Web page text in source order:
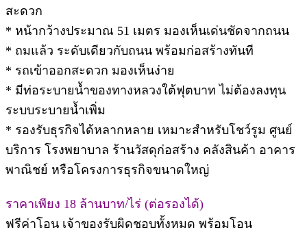
สะดวก
* หน้ากว้างประมาณ 51 เมตร มองเห็นเด่นชัดจากถนน
* ถมแล้ว ระดับเดียวกับถนน พร้อมก่อสร้างทันที
* รถเข้าออกสะดวก มองเห็นง่าย
* มีท่อระบายน้ำของทางหลวงใต้ฟุตบาท ไม่ต้องลงทุน
ระบบระบายน้ำเพิ่ม
* รองรับธุรกิจได้หลากหลาย เหมาะสำหรับโชว์รูม ศูนย์
บริการ โรงพยาบาล ร้านวัสดุก่อสร้าง คลังสินค้า อาคาร
พาณิชย์ หรือโครงการธุรกิจขนาดใหญ่
ราคาเพียง 18 ล้านบาท/ไร่ (ต่อรองได้)
ฟรีค่าโอน เจ้าของรับผิดชอบทั้งหมด พร้อมโอน